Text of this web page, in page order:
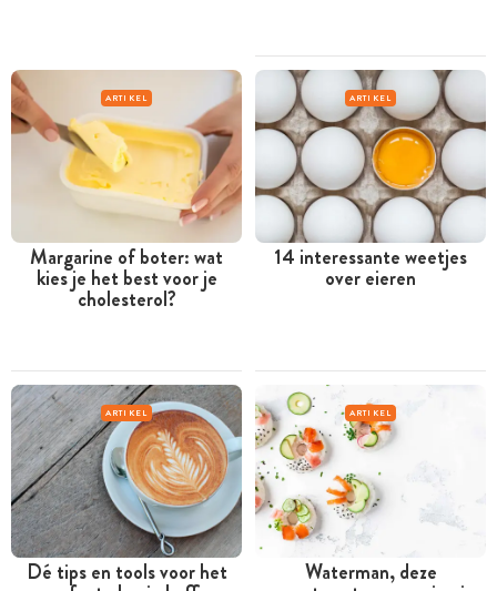
ARTIKEL
Margarine of boter: wat
kies je het best voor je
cholesterol?
ARTIKEL
14 interessante weetjes
over eieren
ARTIKEL
Dé tips en tools voor het
ARTIKEL
Waterman, deze